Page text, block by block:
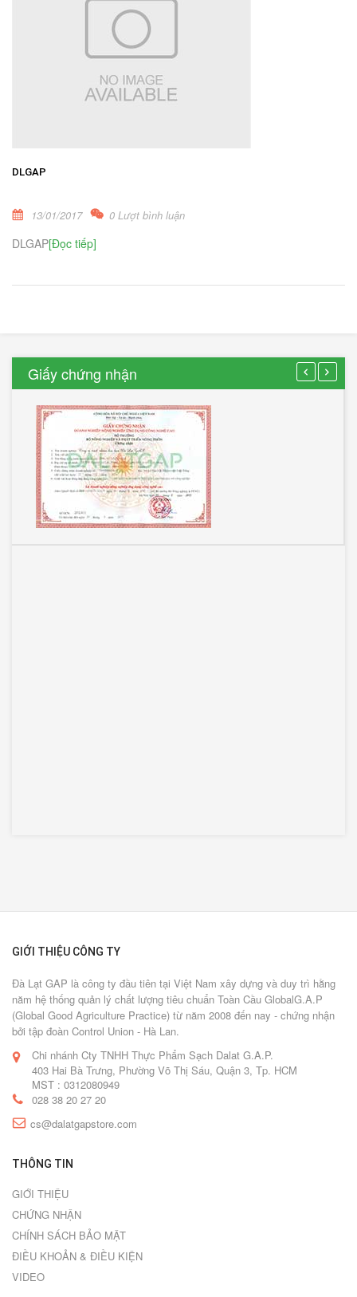
DLGAP
13/01/2017 0 Lượt bình luận
DLGAP[Đọc tiếp]
Giấy chứng nhận
GIỚI THIỆU CÔNG TY
Đà Lạt GAP là công ty đầu tiên tại Việt Nam xây dựng và duy trì hằng
năm hệ thống quản lý chất lượng tiêu chuẩn Toàn Cầu GlobalG.A.P
(Global Good Agriculture Practice) từ năm 2008 đến nay - chứng nhận
bởi tập đoàn Control Union - Hà Lan.
Chi nhánh Cty TNHH Thực Phẩm Sạch Dalat G.A.P.
403 Hai Bà Trưng, Phường Võ Thị Sáu, Quận 3, Tp. HCM
MST : 0312080949
028 38 20 27 20
cs@dalatgapstore.com
THÔNG TIN
GIỚI THIỆU
CHỨNG NHẬN
CHÍNH SÁCH BẢO MẬT
ĐIỀU KHOẢN & ĐIỀU KIỆN
VIDEO